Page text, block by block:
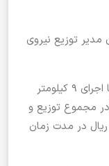
توزیع نیروی
پروژه پست فوق توزیع برق پارک کوهسار با اجرای ۹ کیلومتر
مجموع توزیع و
بالغ بر ۵۰۰۰ میلیارد ریال در مدت زمان